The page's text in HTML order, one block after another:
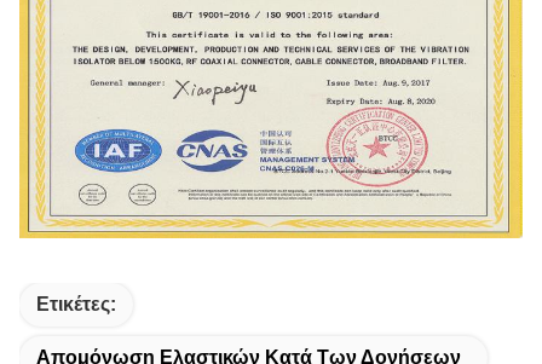
Ετικέτες:
Απομόνωση Ελαστικών Κατά Των Δονήσεων